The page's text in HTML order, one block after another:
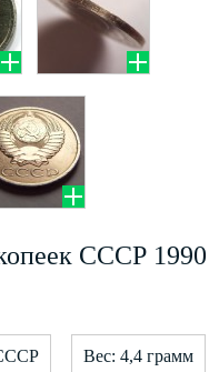
СССР 1990
Вес: 4,4 грамм